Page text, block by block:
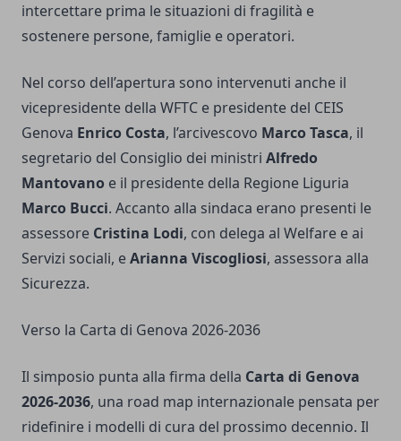
intercettare prima le situazioni di fragilità e
sostenere persone, famiglie e operatori.
Nel corso dell’apertura sono intervenuti anche il
vicepresidente della WFTC e presidente del CEIS
Genova Enrico Costa, l’arcivescovo Marco Tasca, il
segretario del Consiglio dei ministri Alfredo
Mantovano e il presidente della Regione Liguria
Marco Bucci. Accanto alla sindaca erano presenti le
assessore Cristina Lodi, con delega al Welfare e ai
Servizi sociali, eArianna Viscogliosi, assessora alla
Sicurezza.
Verso la Carta di Genova 2026-2036
Il simposio punta alla firma della Carta di Genova
2026-2036, una road map internazionale pensata per
ridefinire i modelli di cura del prossimo decennio. Il